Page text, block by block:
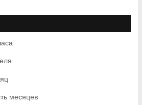
месяцев